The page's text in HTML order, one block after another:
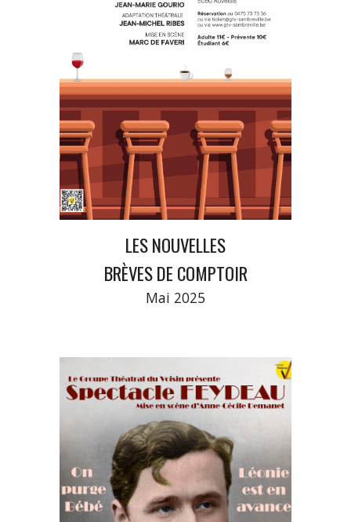
LES NOUVELLES
BRÈVES DE COMPTOIR
Mai 2025